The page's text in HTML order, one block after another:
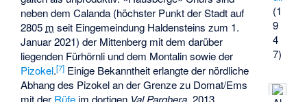
(1
9
4
7)
neben dem Calanda (höchster Punkt der Stadt auf
2805 m seit Eingemeindung Haldensteins zum 1.
Januar 2021) der Mittenberg mit dem darüber
liegenden Fürhörnli und dem Montalin sowie der
Pizokel.[7] Einige Bekanntheit erlangte der nördliche
Abhang des Pizokel an der Grenze zu Domat/Ems